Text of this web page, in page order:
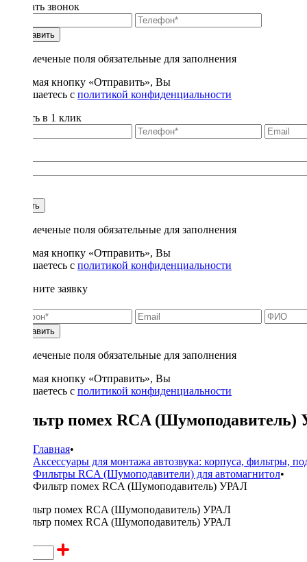
Заказать звонок
Отправить
* - отмеченые поля обязательные для заполнения
Нажимая кнопку «Отправить», Вы
соглашаетесь с политикой конфиденциальности
Купить в 1 клик
Купить
* - отмеченые поля обязательные для заполнения
Нажимая кнопку «Отправить», Вы
соглашаетесь с политикой конфиденциальности
Заполните заявку
Отправить
* - отмеченые поля обязательные для заполнения
Нажимая кнопку «Отправить», Вы
соглашаетесь с политикой конфиденциальности
Фильтр помех RCA
Главная•
Аксессуары для монтажа автозвука: корпуса, фильтры,
Фильтры RCA (Шумоподавители) для автомагнитол•
Фильтр помех RCA (Шумоподавитель) УРАЛ